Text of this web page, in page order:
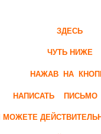
ЗДЕСЬ
ЧУТЬ НИЖЕ
НАЖАВ НА
НАПИСАТЬ
МОЖЕТЕ